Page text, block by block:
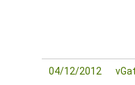
04/12/2012